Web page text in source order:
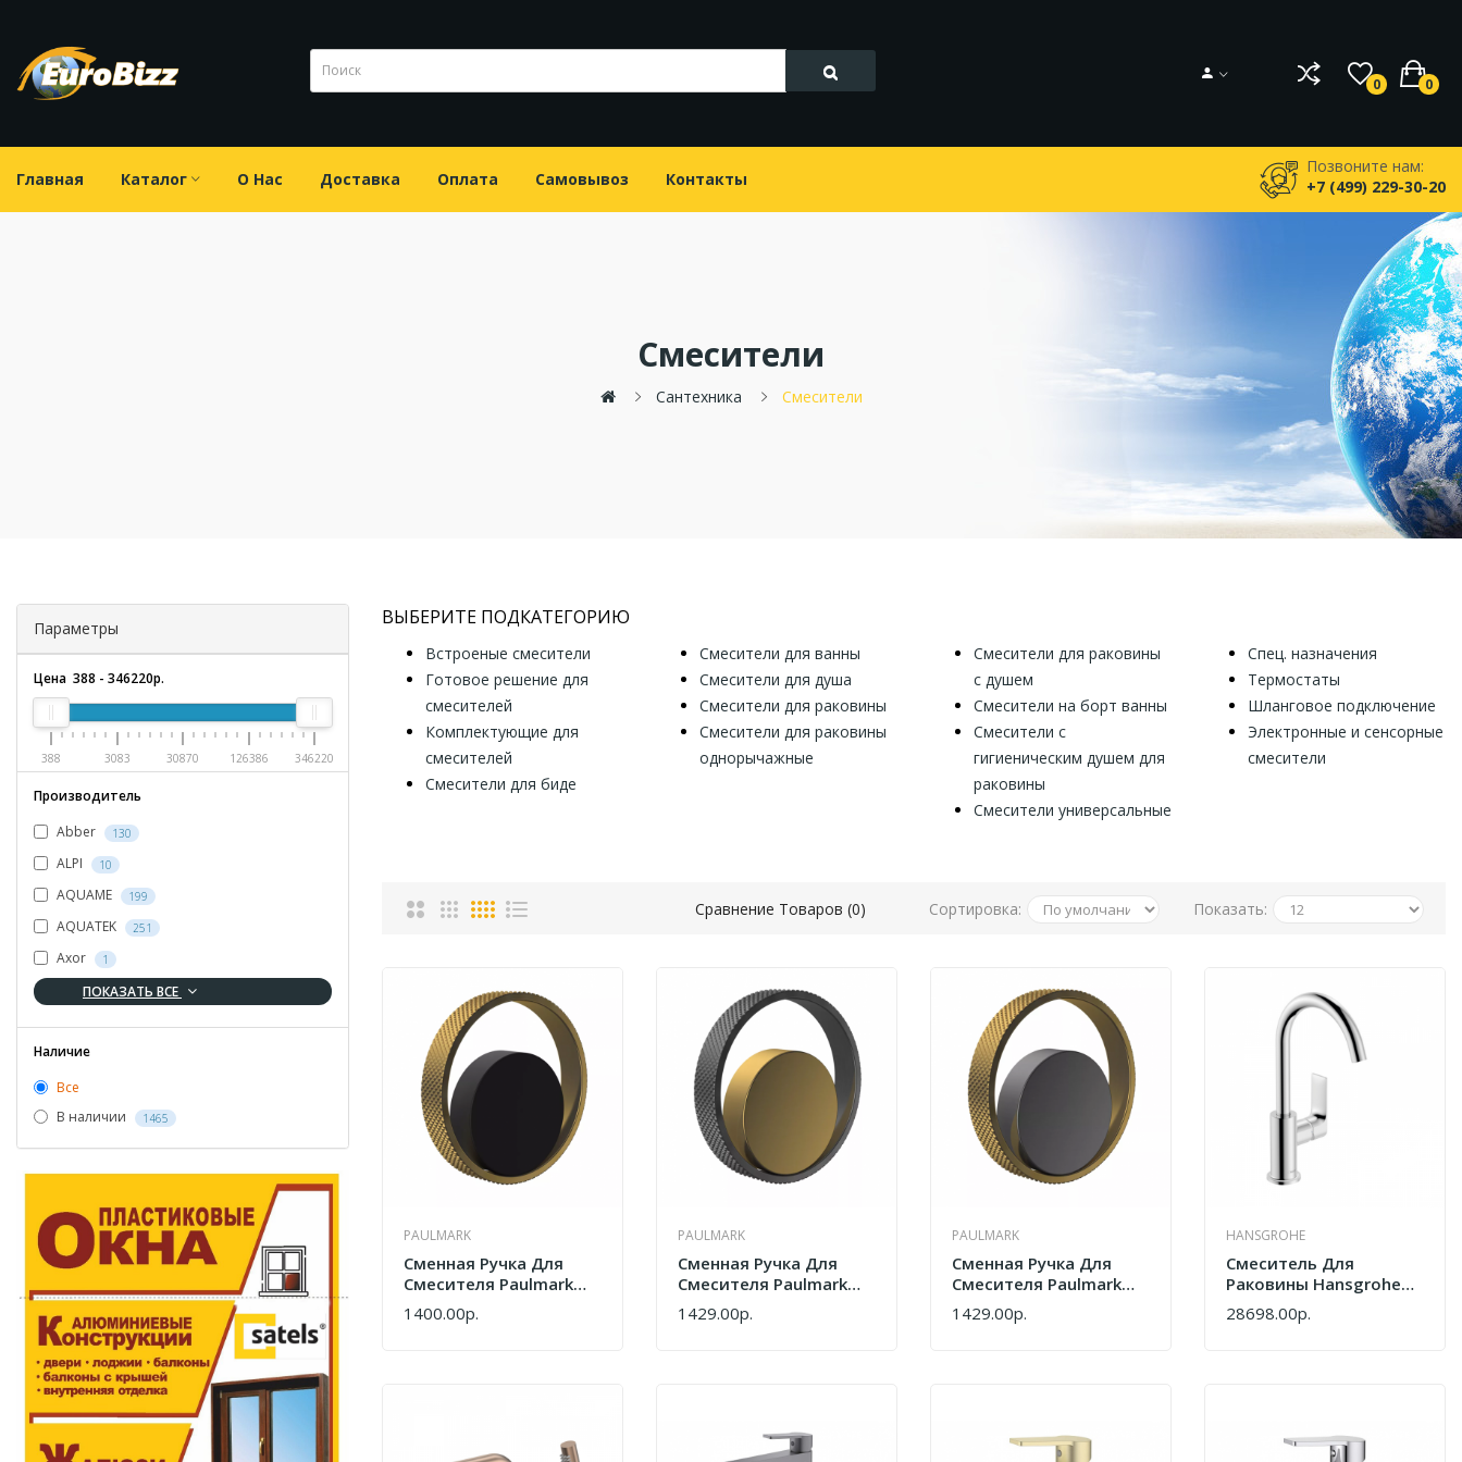
0 0
Главная Каталог О Нас Доставка Оплата Самовывоз Контакты
Позвоните нам:
+7 (499) 229-30-20
Смесители
Сантехника Смесители
Параметры
Цена 388 - 346220р.
388 3083 30870 126386 346220
Производитель
Abber
130
ALPI 10
AQUAME 199
AQUATEK 251
Axor 1
ПОКАЗАТЬ ВСЕ
Наличие
Все
В наличии
1465
ВЫБЕРИТЕ ПОДКАТЕГОРИЮ
Встроеные смесители
Готовое решение для
смесителей
Комплектующие для
смесителей
Смесители для биде
Смесители для ванны
Смесители для душа
Смесители для раковины
Смесители для раковины
однорычажные
Смесители для раковины
с душем
Смесители на борт ванны
Смесители с
гигиеническим душем для
раковины
Смесители универсальные
Спец. назначения
Термостаты
Шланговое подключение
Электронные и сенсорные
смесители
Сравнение Товаров (0) Сортировка: Показать:
PAULMARK
Сменная Ручка Для
Смесителя Paulmark
Ur213104-AN-BG
1400.00р.
КУПИТЬ
PAULMARK
Сменная Ручка Для
Смесителя Paulmark
Ur213104-BG-GM
1429.00р.
КУПИТЬ
PAULMARK
Сменная Ручка Для
Смесителя Paulmark
Ur213104-GM-BG
1429.00р.
КУПИТЬ
HANSGROHE
Смеситель Для
Раковины Hansgrohe
Rebris E 72576000 Хром
28698.00р.
КУПИТЬ